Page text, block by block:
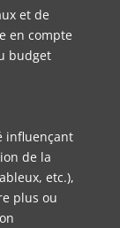
et de
en compte
budget
influençant
de la
etc.),
plus ou